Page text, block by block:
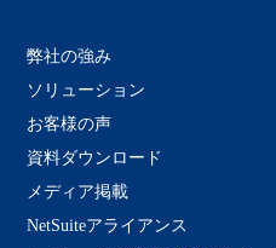
弊社の強み
ソリューション
お客様の声
資料ダウンロード
メディア掲載
NetSuiteアライアンス